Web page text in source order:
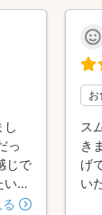
し
っ
じで
か
はど
ス
き
げ
い